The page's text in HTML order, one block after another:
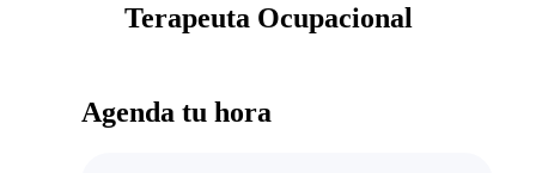
Terapeuta Ocupacional
Agenda tu hora